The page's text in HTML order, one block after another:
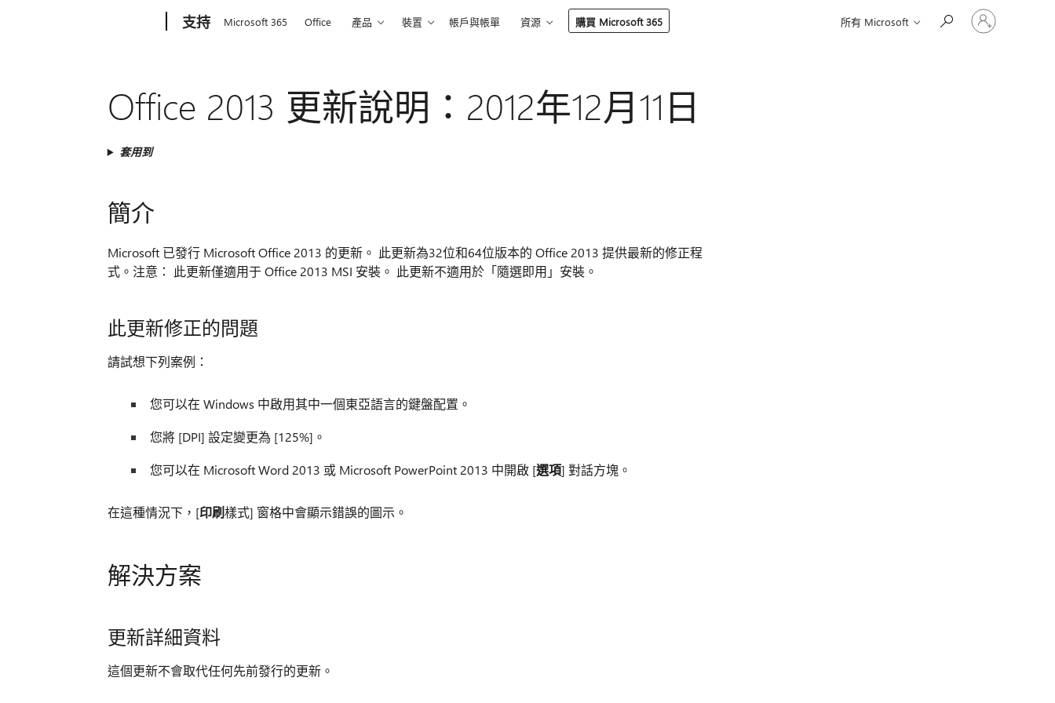
支持 Microsoft 365 Office 產品 裝置 帳戶與帳單 資源 購買 Microsoft 365 所有 Microsoft
登
入
Office 2013 更新說明：2012年12月11日
套用到
簡介
Microsoft 已發行 Microsoft Office 2013 的更新。 此更新為32位和64位版本的 Office 2013 提供最新的修正程
式。注意： 此更新僅適用于 Office 2013 MSI 安裝。 此更新不適用於「隨選即用」安裝。
此更新修正的問題
請試想下列案例：
您可以在 Windows 中啟用其中一個東亞語言的鍵盤配置。
您將 [DPI] 設定變更為 [125%]。
您可以在 Microsoft Word 2013 或 Microsoft PowerPoint 2013 中開啟 [選項] 對話方塊。
在這種情況下，[印刷樣式] 窗格中會顯示錯誤的圖示。
解決方案
更新詳細資料
這個更新不會取代任何先前發行的更新。